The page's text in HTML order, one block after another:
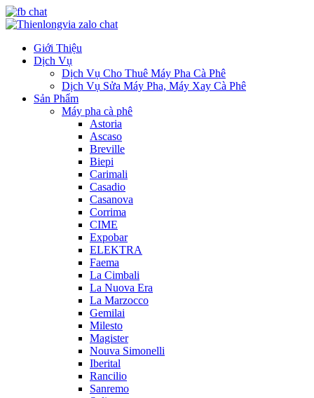
Giới Thiệu
Dịch Vụ
Dịch Vụ Cho Thuê Máy Pha Cà Phê
Dịch Vụ Sửa Máy Pha, Máy Xay Cà Phê
Sản Phẩm
Máy pha cà phê
Astoria
Ascaso
Breville
Biepi
Carimali
Casadio
Casanova
Corrima
CIME
Expobar
ELEKTRA
Faema
La Cimbali
La Nuova Era
La Marzocco
Gemilai
Milesto
Magister
Nouva Simonelli
Iberital
Rancilio
Sanremo